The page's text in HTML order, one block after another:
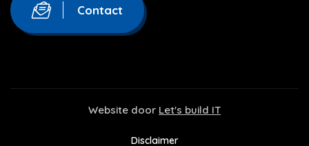
Contact
Website door Let's build IT
Disclaimer